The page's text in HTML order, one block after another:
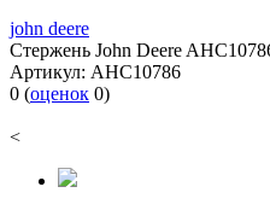
john deere
Стержень John Deere
Артикул: AHC10786
0 (оценок 0)
<